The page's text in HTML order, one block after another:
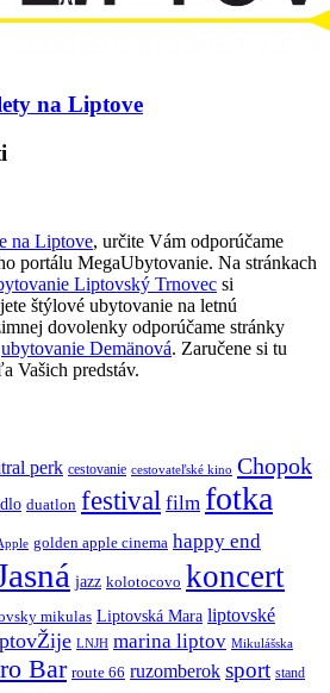
na Liptove
na Liptove, určite Vám odporúčame
portálu MegaUbytovanie. Na stránkach
Liptovský Trnovec si
štýlové ubytovanie na letnú
dovolenky odporúčame stránky
ubytovanie Demänová. Zaručene si tu
Vašich predstáv.
perk cestovanie cestovateľské kino Chopok
duatlon festival film fotka
golden apple cinema happy end
jazz kolotocovo koncert
mikulas Liptovská Mara liptovské
LNJH marina liptov Mikulášska
Bar route 66 ruzomberok sport stand